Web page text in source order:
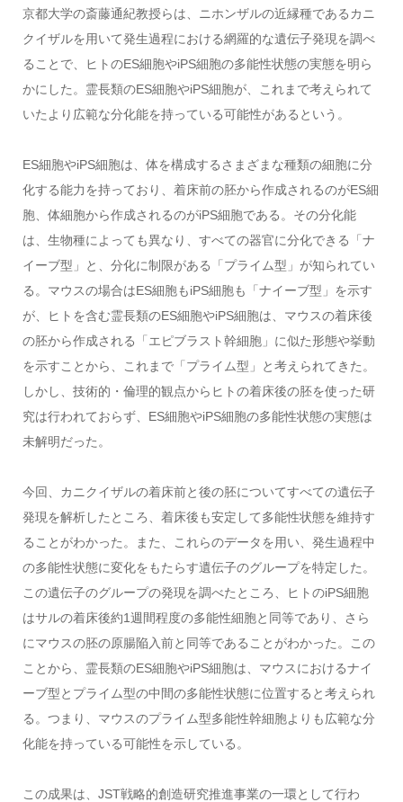
京都大学の斎藤通紀教授らは、ニホンザルの近縁種であるカニ
クイザルを用いて発生過程における網羅的な遺伝子発現を調べ
ることで、ヒトのES細胞やiPS細胞の多能性状態の実態を明ら
かにした。霊長類のES細胞やiPS細胞が、これまで考えられて
いたより広範な分化能を持っている可能性があるという。
ES細胞やiPS細胞は、体を構成するさまざまな種類の細胞に分
化する能力を持っており、着床前の胚から作成されるのがES細
胞、体細胞から作成されるのがiPS細胞である。その分化能
は、生物種によっても異なり、すべての器官に分化できる「ナ
イーブ型」と、分化に制限がある「プライム型」が知られてい
る。マウスの場合はES細胞もiPS細胞も「ナイーブ型」を示す
が、ヒトを含む霊長類のES細胞やiPS細胞は、マウスの着床後
の胚から作成される「エピブラスト幹細胞」に似た形態や挙動
を示すことから、これまで「プライム型」と考えられてきた。
しかし、技術的・倫理的観点からヒトの着床後の胚を使った研
究は行われておらず、ES細胞やiPS細胞の多能性状態の実態は
未解明だった。
今回、カニクイザルの着床前と後の胚についてすべての遺伝子
発現を解析したところ、着床後も安定して多能性状態を維持す
ることがわかった。また、これらのデータを用い、発生過程中
の多能性状態に変化をもたらす遺伝子のグループを特定した。
この遺伝子のグループの発現を調べたところ、ヒトのiPS細胞
はサルの着床後約1週間程度の多能性細胞と同等であり、さら
にマウスの胚の原腸陥入前と同等であることがわかった。この
ことから、霊長類のES細胞やiPS細胞は、マウスにおけるナイ
ーブ型とプライム型の中間の多能性状態に位置すると考えられ
る。つまり、マウスのプライム型多能性幹細胞よりも広範な分
化能を持っている可能性を示している。
この成果は、JST戦略的創造研究推進事業の一環として行わ